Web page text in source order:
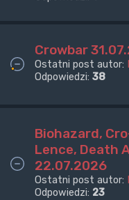
Crowbar
Ostatni post autor:
Odpowiedzi: 38
Biohazard,
Lence, Death
22.07.2026
Ostatni post autor:
Odpowiedzi: 23